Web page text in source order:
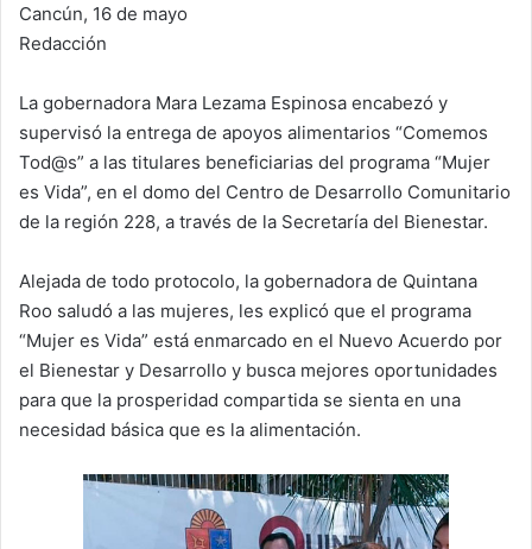
Cancún, 16 de mayo
Redacción
La gobernadora Mara Lezama Espinosa encabezó y
supervisó la entrega de apoyos alimentarios “Comemos
Tod@s” a las titulares beneficiarias del programa “Mujer
es Vida”, en el domo del Centro de Desarrollo Comunitario
de la región 228, a través de la Secretaría del Bienestar.
Alejada de todo protocolo, la gobernadora de Quintana
Roo saludó a las mujeres, les explicó que el programa
“Mujer es Vida” está enmarcado en el Nuevo Acuerdo por
el Bienestar y Desarrollo y busca mejores oportunidades
para que la prosperidad compartida se sienta en una
necesidad básica que es la alimentación.